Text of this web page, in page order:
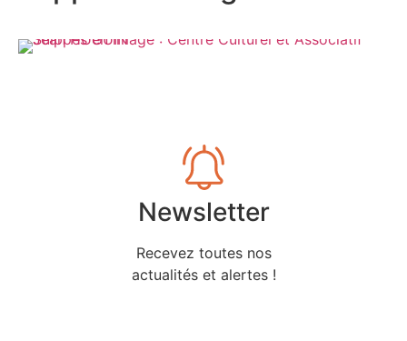
Newsletter
Recevez toutes nos
actualités et alertes !